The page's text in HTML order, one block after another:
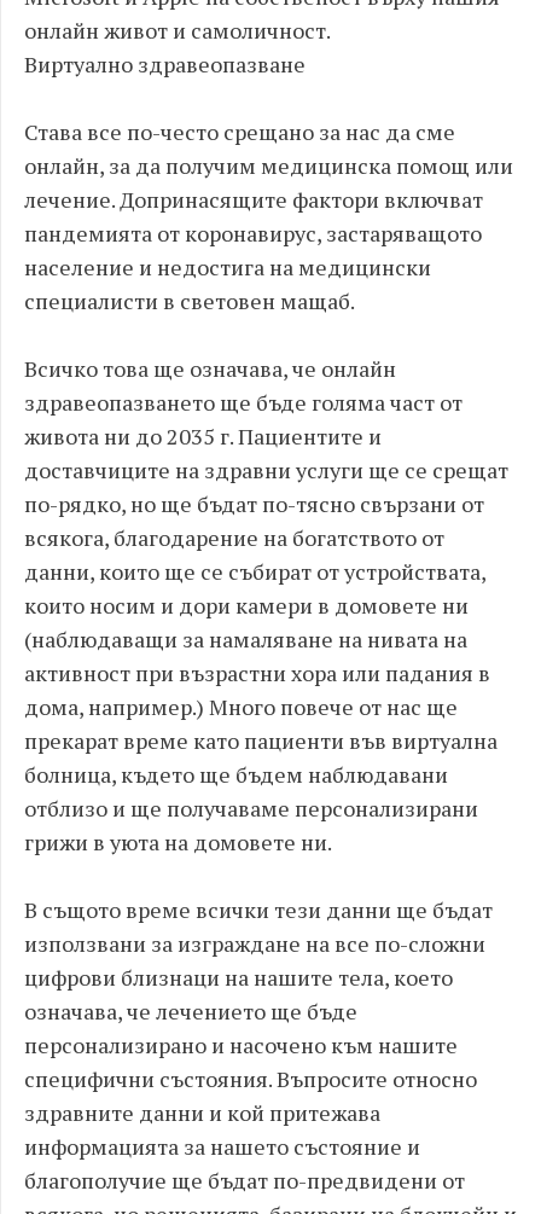
онлайн живот и самоличност.
Виртуално здравеопазване
Става все по-често срещано за нас да сме
онлайн, за да получим медицинска помощ или
лечение. Допринасящите фактори включват
пандемията от коронавирус, застаряващото
население и недостига на медицински
специалисти в световен мащаб.
Всичко това ще означава, че онлайн
здравеопазването ще бъде голяма част от
живота ни до 2035 г. Пациентите и
доставчиците на здравни услуги ще се срещат
по-рядко, но ще бъдат по-тясно свързани от
всякога, благодарение на богатството от
данни, които ще се събират от устройствата,
които носим и дори камери в домовете ни
(наблюдаващи за намаляване на нивата на
активност при възрастни хора или падания в
дома, например.) Много повече от нас ще
прекарат време като пациенти във виртуална
болница, където ще бъдем наблюдавани
отблизо и ще получаваме персонализирани
грижи в уюта на домовете ни.
В същото време всички тези данни ще бъдат
използвани за изграждане на все по-сложни
цифрови близнаци на нашите тела, което
означава, че лечението ще бъде
персонализирано и насочено към нашите
специфични състояния. Въпросите относно
здравните данни и кой притежава
информацията за нашето състояние и
благополучие ще бъдат по-предвидени от